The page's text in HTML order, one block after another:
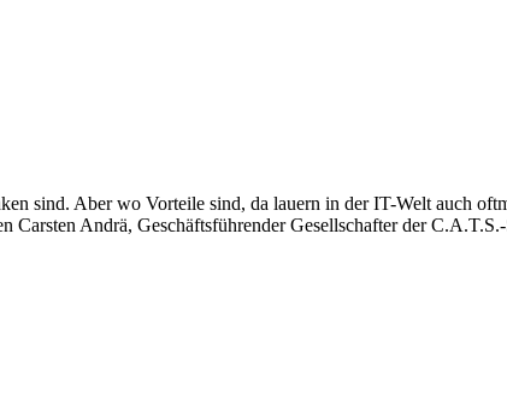
sind. Aber wo Vorteile sind, da lauern in der IT-Welt auch
Carsten Andrä, Geschäftsführender Gesellschafter der